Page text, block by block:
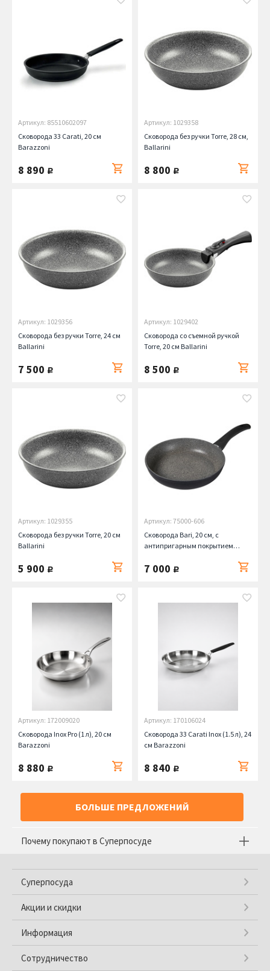
Артикул: 85510602097
Сковорода 33 Carati, 20 см
Barazzoni
8 890 руб.
Артикул: 1029358
Сковорода без ручки Torre, 28 см,
Ballarini
8 800 руб.
Артикул: 1029356
Сковорода без ручки Torre, 24 см
Ballarini
7 500 руб.
Артикул: 1029402
Сковорода со съемной ручкой
Torre, 20 см Ballarini
8 500 руб.
Артикул: 1029355
Сковорода без ручки Torre, 20 см
Ballarini
5 900 руб.
Артикул: 75000-606
Сковорода Bari, 20 см, с
антипригарным покрытием
7 000 руб.
Артикул: 172009020
Сковорода Inox Pro (1 л), 20 см
Barazzoni
8 880 руб.
Артикул: 170106024
Сковорода 33 Carati Inox (1.5 л), 24
см Barazzoni
8 840 руб.
БОЛЬШЕ ПРЕДЛОЖЕНИЙ
Почему покупают в Суперпосуде
Суперпосуда
Акции и скидки
Информация
Сотрудничество